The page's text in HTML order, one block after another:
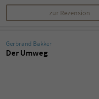
zur Rezension
Gerbrand Bakker
Der Umweg
fe_typo_user
Session
der Webseite mit dem